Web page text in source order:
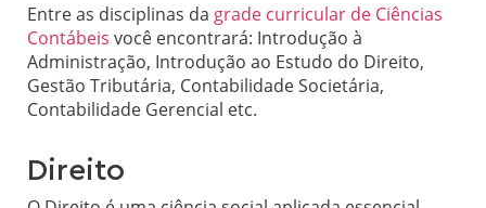
Entre as disciplinas da grade curricular de Ciências
Contábeis você encontrará: Introdução à
Administração, Introdução ao Estudo do Direito,
Gestão Tributária, Contabilidade Societária,
Contabilidade Gerencial etc.
Direito